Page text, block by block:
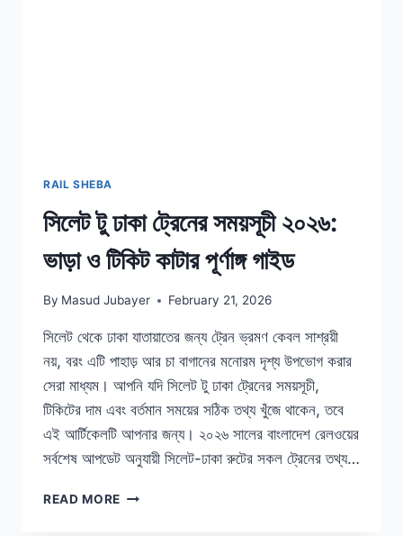
RAIL SHEBA
সিলেট টু ঢাকা ট্রেনের সময়সূচী ২০২৬:
ভাড়া ও টিকিট কাটার পূর্ণাঙ্গ গাইড
By Masud Jubayer February 21, 2026
সিলেট থেকে ঢাকা যাতায়াতের জন্য ট্রেন ভ্রমণ কেবল সাশ্রয়ী
নয়, বরং এটি পাহাড় আর চা বাগানের মনোরম দৃশ্য উপভোগ করার
সেরা মাধ্যম। আপনি যদি সিলেট টু ঢাকা ট্রেনের সময়সূচী,
টিকিটের দাম এবং বর্তমান সময়ের সঠিক তথ্য খুঁজে থাকেন, তবে
এই আর্টিকেলটি আপনার জন্য। ২০২৬ সালের বাংলাদেশ রেলওয়ের
সর্বশেষ আপডেট অনুযায়ী সিলেট-ঢাকা রুটের সকল ট্রেনের তথ্য…
READ MORE সিলেট